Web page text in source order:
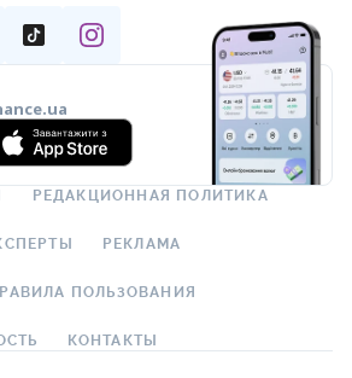
РЕДАКЦИОННАЯ ПОЛИТИКА
РЕКЛАМА
ПОЛЬЗОВАНИЯ
КОНТАКТЫ